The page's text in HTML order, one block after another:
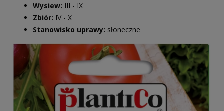
Wysiew: III - IX
Zbiór: IV - X
Stanowisko uprawy: słoneczne